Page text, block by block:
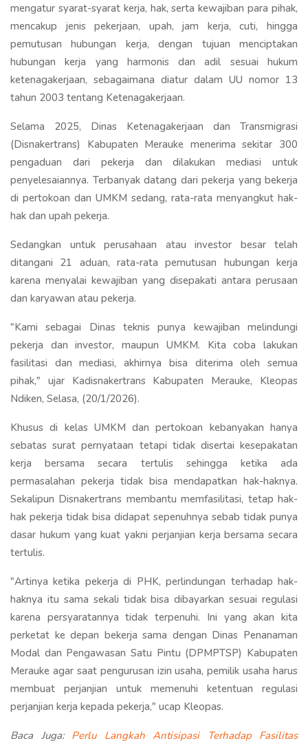
mengatur syarat-syarat kerja, hak, serta kewajiban para pihak,
mencakup jenis pekerjaan, upah, jam kerja, cuti, hingga
pemutusan hubungan kerja, dengan tujuan menciptakan
hubungan kerja yang harmonis dan adil sesuai hukum
ketenagakerjaan, sebagaimana diatur dalam UU nomor 13
tahun 2003 tentang Ketenagakerjaan.
Selama 2025, Dinas Ketenagakerjaan dan Transmigrasi
(Disnakertrans) Kabupaten Merauke menerima sekitar 300
pengaduan dari pekerja dan dilakukan mediasi untuk
penyelesaiannya. Terbanyak datang dari pekerja yang bekerja
di pertokoan dan UMKM sedang, rata-rata menyangkut hak-
hak dan upah pekerja.
Sedangkan untuk perusahaan atau investor besar telah
ditangani 21 aduan, rata-rata pemutusan hubungan kerja
karena menyalai kewajiban yang disepakati antara perusaan
dan karyawan atau pekerja.
"Kami sebagai Dinas teknis punya kewajiban melindungi
pekerja dan investor, maupun UMKM. Kita coba lakukan
fasilitasi dan mediasi, akhirnya bisa diterima oleh semua
pihak," ujar Kadisnakertrans Kabupaten Merauke, Kleopas
Ndiken, Selasa, (20/1/2026).
Khusus di kelas UMKM dan pertokoan kebanyakan hanya
sebatas surat pernyataan tetapi tidak disertai kesepakatan
kerja bersama secara tertulis sehingga ketika ada
permasalahan pekerja tidak bisa mendapatkan hak-haknya.
Sekalipun Disnakertrans membantu memfasilitasi, tetap hak-
hak pekerja tidak bisa didapat sepenuhnya sebab tidak punya
dasar hukum yang kuat yakni perjanjian kerja bersama secara
tertulis.
"Artinya ketika pekerja di PHK, perlindungan terhadap hak-
haknya itu sama sekali tidak bisa dibayarkan sesuai regulasi
karena persyaratannya tidak terpenuhi. Ini yang akan kita
perketat ke depan bekerja sama dengan Dinas Penanaman
Modal dan Pengawasan Satu Pintu (DPMPTSP) Kabupaten
Merauke agar saat pengurusan izin usaha, pemilik usaha harus
membuat perjanjian untuk memenuhi ketentuan regulasi
perjanjian kerja kepada pekerja," ucap Kleopas.
Baca Juga: Perlu Langkah Antisipasi Terhadap Fasilitas